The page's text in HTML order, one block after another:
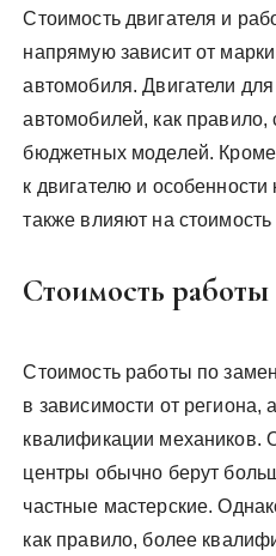
Стоимость двигателя и
напрямую зависит от
автомобиля. Двигатели
автомобилей, как правило,
бюджетных моделей. Кроме
к двигателю и
также влияют на
Стоимость работы
Стоимость работы по
в зависимости от региона,
квалификации механиков.
центры обычно берут
частные мастерские.
как правило, более